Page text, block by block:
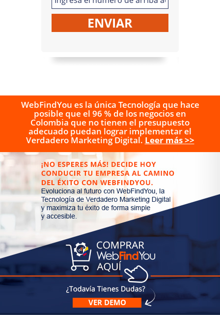
WebFindYou es la única Tecnología que hace
posible que el 96 % de los negocios en
Colombia que no tienen el presupuesto
adecuado puedan lograr implementar el
Verdadero Marketing Digital. Leer más >>
VER DEMO